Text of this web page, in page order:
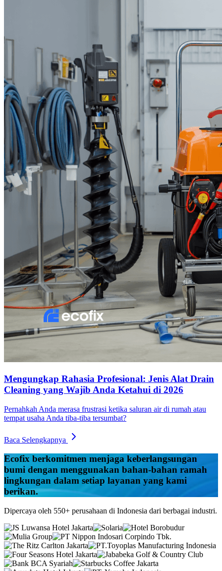
Mengungkap Rahasia Profesional: Jenis Alat Drain
Cleaning yang Wajib Anda Ketahui di 2026
Pernahkah Anda merasa frustrasi ketika saluran air di rumah atau
tempat usaha Anda tiba-tiba tersumbat?
Baca Selengkapnya
Ecofix berkomitmen menjaga keberlangsungan
bumi dengan menggunakan bahan-bahan ramah
lingkungan dalam setiap layanan yang kami
berikan.
Dipercaya oleh 550+ perusahaan di Indonesia dari berbagai industri.